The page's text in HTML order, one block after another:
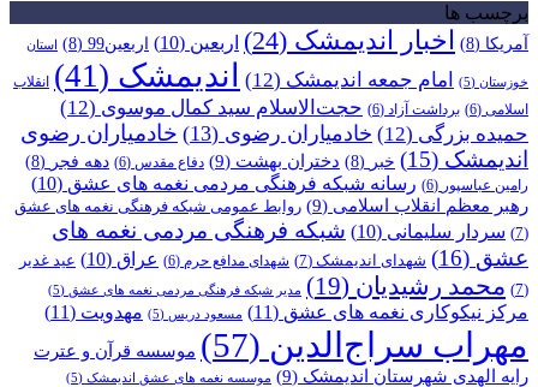
برچسب ها
آمریکا (8) اخبار اندیمشک (24) اربعین (10) اربعین99 (8) استان
خوزستان (5) امام جمعه اندیمشک (12) اندیمشک (41)
انقلاب
اسلامی (6) برداشت آزاد (6) حجت‌الاسلام سید کمال موسوی (12)
حمیده بزرگی (12) خادمیاران رضوی (13)
خادمیاران رضوی
اندیمشک (15) خبر (8) دختران بهشت (9) دفاع مقدس (6) دهه فجر (8)
رامین عباسپور (6) رسانه شبکه فرهنگی مردمی نغمه های عشق (10)
رهبر معظم انقلاب اسلامی (9)
روابط عمومی شبکه فرهنگی نغمه های عشق
(7)
سردار سلیمانی (10)
شبکه فرهنگی مردمی نغمه های
عشق (16) شهدای اندیمشک (7) شهدای مدافع حرم (6) عراق (10)
عید غدیر
(7)
محمد رشیدیان (19) مدیر شبکه فرهنگی مردمی نغمه های عشق (5)
مرکز نیکوکاری نغمه های عشق (11) مسعود دریس (5) مهدویت (11)
مهراب سراج‌الدین (57)
موسسه قرآن و عترت
رایه الهدی شهرستان اندیمشک (9) موسسه نغمه های عشق اندیمشک (5)